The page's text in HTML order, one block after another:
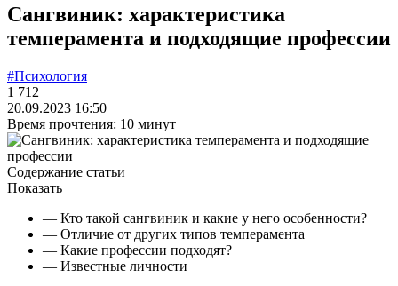
Сангвиник: характеристика
темперамента и подходящие профессии
#Психология
1 712
20.09.2023 16:50
Время прочтения: 10 минут
Содержание статьи
Показать
— Кто такой сангвиник и какие у него особенности?
— Отличие от других типов темперамента
— Какие профессии подходят?
— Известные личности